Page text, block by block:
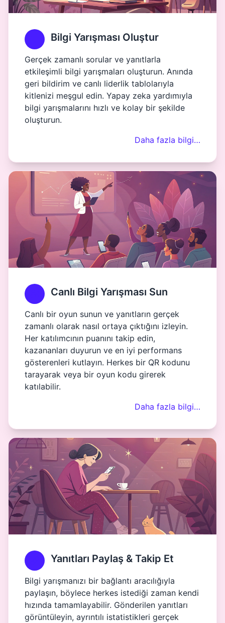
Bilgi Yarışması Oluştur
Gerçek zamanlı sorular ve yanıtlarla
etkileşimli bilgi yarışmaları oluşturun. Anında
geri bildirim ve canlı liderlik tablolarıyla
kitlenizi meşgul edin. Yapay zeka yardımıyla
bilgi yarışmalarını hızlı ve kolay bir şekilde
oluşturun.
Daha fazla bilgi…
Canlı Bilgi Yarışması Sun
Canlı bir oyun sunun ve yanıtların gerçek
zamanlı olarak nasıl ortaya çıktığını izleyin.
Her katılımcının puanını takip edin,
kazananları duyurun ve en iyi performans
gösterenleri kutlayın. Herkes bir QR kodunu
tarayarak veya bir oyun kodu girerek
katılabilir.
Daha fazla bilgi…
Yanıtları Paylaş & Takip Et
Bilgi yarışmanızı bir bağlantı aracılığıyla
paylaşın, böylece herkes istediği zaman kendi
hızında tamamlayabilir. Gönderilen yanıtları
görüntüleyin, ayrıntılı istatistikleri gerçek